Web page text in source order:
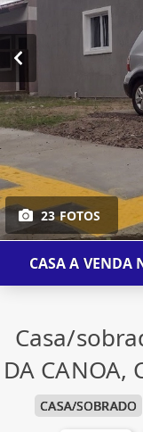
23 FOTOS
CASA A VENDA
Casa/
DA CANOA,
CASA/SOBRADO